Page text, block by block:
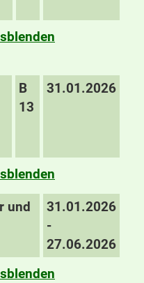
B
13
31.01.2026
und
31.01.2026
-
27.06.2026